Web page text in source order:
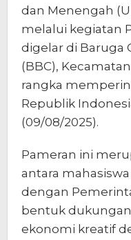
dan Menengah
melalui kegiatan
digelar di Baruga
(BBC),
rangka
Republik
(09/08/2025).
Pameran ini
antara mahasiswa
dengan
bentuk
ekonomi kreatif